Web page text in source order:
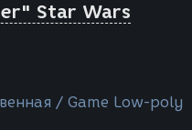
Star Wars
/ Game Low-poly